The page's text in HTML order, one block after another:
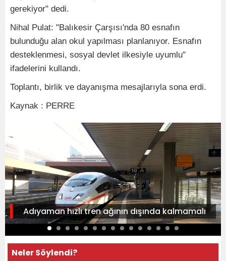
gerekiyor" dedi.
Nihal Pulat: "Balıkesir Çarşısı'nda 80 esnafın
bulunduğu alan okul yapılması planlanıyor. Esnafın
desteklenmesi, sosyal devlet ilkesiyle uyumlu"
ifadelerini kullandı.
Toplantı, birlik ve dayanışma mesajlarıyla sona erdi.
Kaynak : PERRE
Adıyaman hızlı tren ağının dışında kalmamalı
Neler Söylendi?